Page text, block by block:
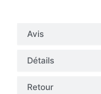
Avis
Détails
Retour